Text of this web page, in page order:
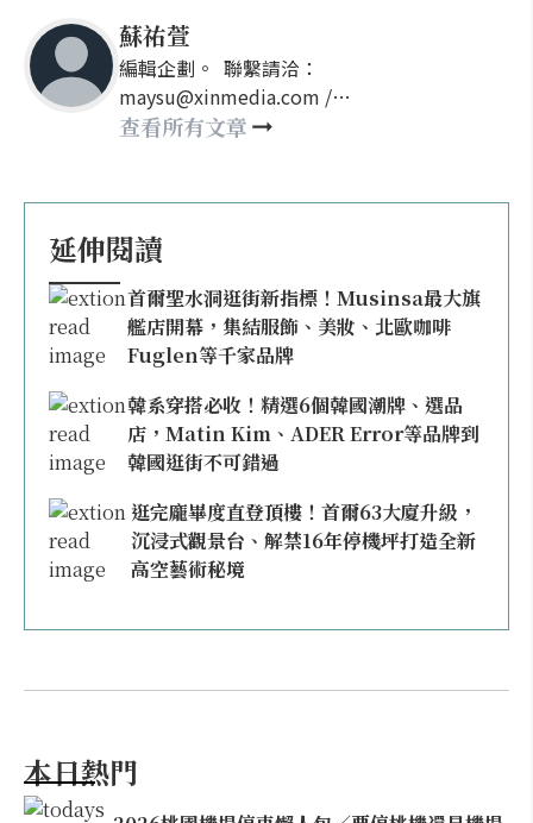
蘇祐萱
編輯企劃。 聯繫請洽：
maysu@xinmedia.com /
may860527@gmail.com
查看所有文章
延伸閱讀
首爾聖水洞逛街新指標！Musinsa最大旗
艦店開幕，集結服飾、美妝、北歐咖啡
Fuglen等千家品牌
韓系穿搭必收！精選6個韓國潮牌、選品
店，Matin Kim、ADER Error等品牌到
韓國逛街不可錯過
逛完龐畢度直登頂樓！首爾63大廈升級，
沉浸式觀景台、解禁16年停機坪打造全新
高空藝術秘境
本日熱門